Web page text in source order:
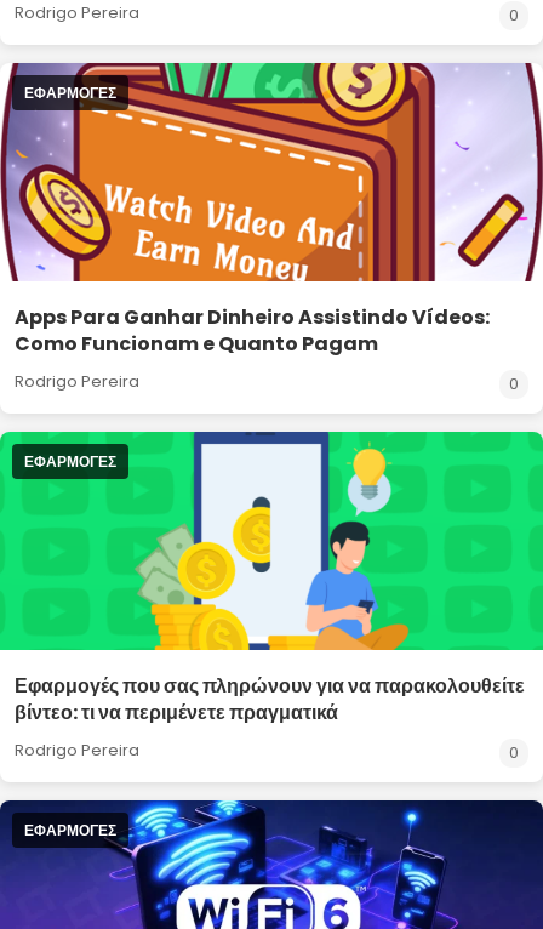
Rodrigo Pereira 0
ΕΦΑΡΜΟΓΈΣ
Apps Para Ganhar Dinheiro Assistindo Vídeos:
Como Funcionam e Quanto Pagam
Rodrigo Pereira 0
ΕΦΑΡΜΟΓΈΣ
Εφαρμογές που σας πληρώνουν για να παρακολουθείτε
βίντεο: τι να περιμένετε πραγματικά
Rodrigo Pereira 0
ΕΦΑΡΜΟΓΈΣ